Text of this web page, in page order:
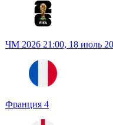
ЧМ 2026 21:00, 18 июль
Франция 4